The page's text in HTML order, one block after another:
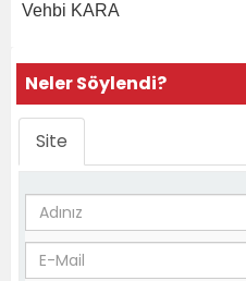
Vehbi KARA
Neler Söylendi?
Site